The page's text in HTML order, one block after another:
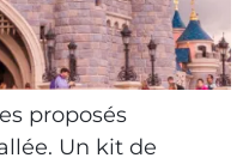
proposés
Un kit de